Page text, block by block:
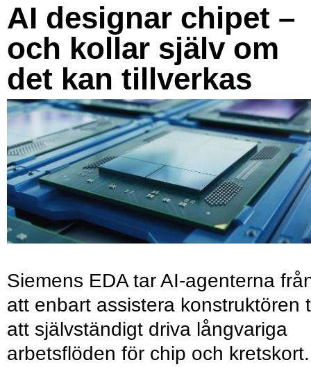
AI designar chipet –
och kollar själv om
det kan tillverkas
Siemens EDA tar AI-agenterna
att enbart assistera konstruktören
att självständigt driva långvariga
arbetsflöden för chip och kretskort.